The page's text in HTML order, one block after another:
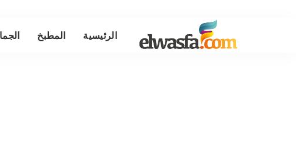
الرئيسية المطبخ